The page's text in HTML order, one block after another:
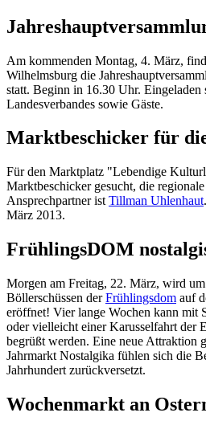
Am kommenden Montag, 4. März,
Wilhelmsburg die
statt. Beginn in 16.30 Uhr.
Landesverbandes sowie Gäste.
Marktbeschicker für
Für den Marktplatz "Lebendige
Marktbeschicker gesucht, die
Ansprechpartner ist Tillman Uhlenhaut
März 2013.
FrühlingsDOM
Morgen am Freitag, 22. März, wird
Böllerschüssen derFrühlingsdom auf
eröffnet! Vier lange Wochen kann mit
oder vielleicht einer Karusselfahrt der
begrüßt werden. Eine neue Attraktion
Jahrmarkt Nostalgika fühlen sich die
Jahrhundert zurückversetzt.
Wochenmarkt an